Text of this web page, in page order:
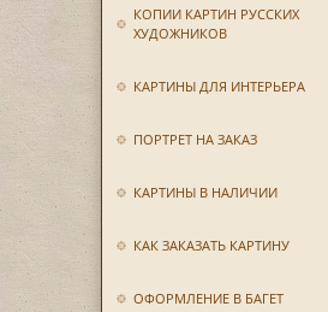
КОПИИ КАРТИН РУССКИХ
ХУДОЖНИКОВ
КАРТИНЫ ДЛЯ ИНТЕРЬЕРА
ПОРТРЕТ НА ЗАКАЗ
КАРТИНЫ В НАЛИЧИИ
КАК ЗАКАЗАТЬ КАРТИНУ
ОФОРМЛЕНИЕ В БАГЕТ